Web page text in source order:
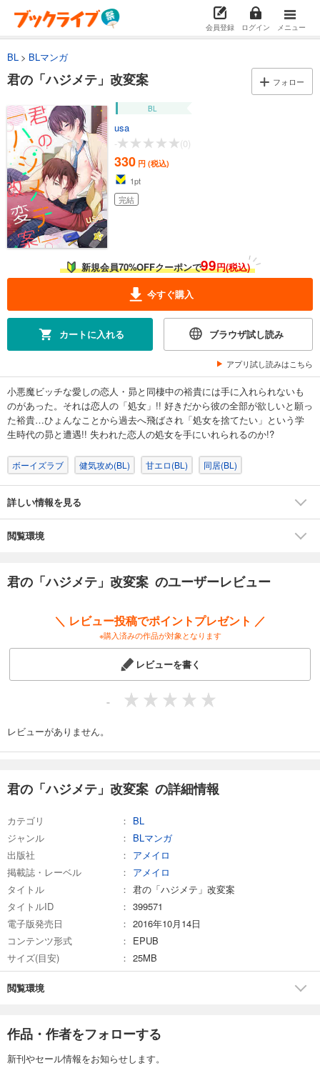
会員登録 ログイン メニュー
BL BLマンガ
君の「ハジメテ」改変案 フォロー
BL
usa
-
(0)
330 円 (税込)
1pt
完結
新規会員70%OFFクーポンで99円(税込)
今すぐ購入
カートに入れる ブラウザ試し読み
アプリ試し読みはこちら
小悪魔ビッチな愛しの恋人・昴と同棲中の裕貴には手に入れられないも
のがあった。それは恋人の「処女」!! 好きだから彼の全部が欲しいと願っ
た裕貴…ひょんなことから過去へ飛ばされ「処女を捨てたい」という学
生時代の昴と遭遇!! 失われた恋人の処女を手にいれられるのか!?
ボーイズラブ 健気攻め(BL) 甘エロ(BL) 同居(BL)
詳しい情報を見る
閲覧環境
君の「ハジメテ」改変案 のユーザーレビュー
＼ レビュー投稿でポイントプレゼント ／
※購入済みの作品が対象となります
レビューを書く
-
レビューがありません。
君の「ハジメテ」改変案 の詳細情報
カテゴリ
BL
ジャンル
BLマンガ
出版社
アメイロ
掲載誌・レーベル
アメイロ
タイトル
君の「ハジメテ」改変案
タイトルID
399571
電子版発売日
2016年10月14日
コンテンツ形式
EPUB
サイズ(目安)
25MB
閲覧環境
作品・作者をフォローする
新刊やセール情報をお知らせします。